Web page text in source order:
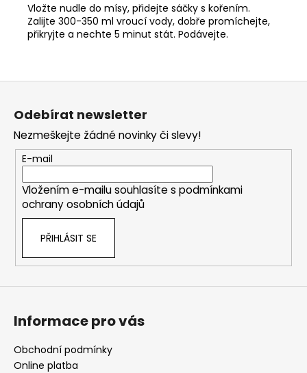
Vložte nudle do mísy, přidejte sáčky s kořením.
Zalijte 300-350 ml vroucí vody, dobře promíchejte,
přikryjte a nechte 5 minut stát. Podávejte.
Z
Odebírat newsletter
Nezmeškejte žádné novinky či slevy!
E-mail
Vložením e-mailu souhlasíte s podmínkami
ochrany osobních údajů
PŘIHLÁSIT SE
Informace pro vás
Obchodní podmínky
Online platba